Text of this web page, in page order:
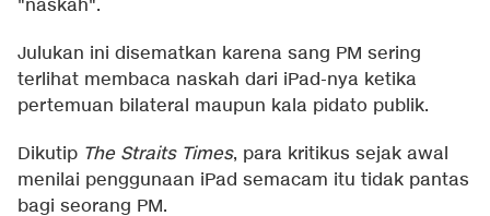
"naskah".
Julukan ini disematkan karena sang PM sering
terlihat membaca naskah dari iPad-nya ketika
pertemuan bilateral maupun kala pidato publik.
Dikutip The Straits Times, para kritikus sejak awal
menilai penggunaan iPad semacam itu tidak pantas
bagi seorang PM.